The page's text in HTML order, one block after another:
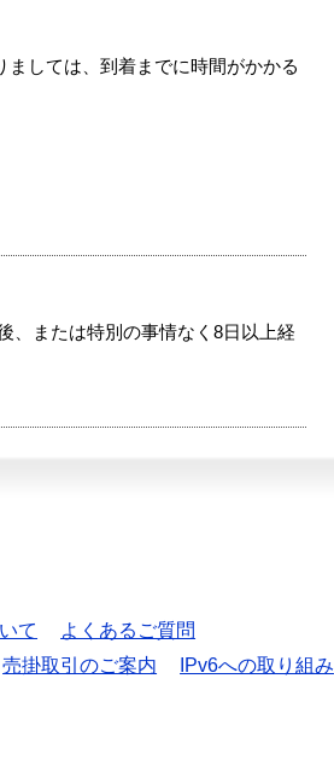
しては、到着までに時間がかかる
、または特別の事情なく8日以上経
て
よくあるご質問
売掛取引のご案内
IPv6への取り組み